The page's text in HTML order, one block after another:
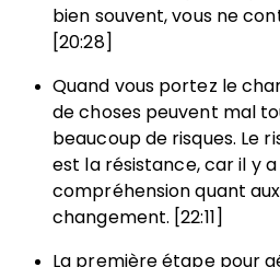
bien souvent, vous ne
[20:28]
Quand vous portez le
de choses peuvent mal
beaucoup de risques. Le
est la résistance, car il y
compréhension quant
changement. [22:11]
La première étape pour